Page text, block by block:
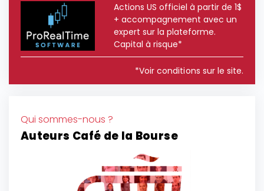
Actions US officiel à partir de 1$
+ accompagnement avec un
expert sur la plateforme.
Capital à risque*
*Voir conditions sur le site.
Qui sommes-nous ?
Auteurs Café de la Bourse